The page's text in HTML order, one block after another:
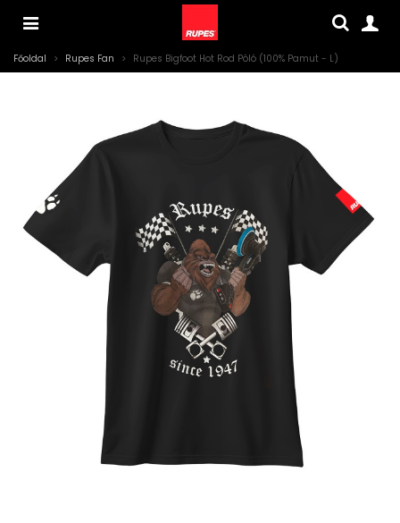
Főoldal > Rupes Fan > Rupes Bigfoot Hot Rod Póló (100% Pamut - L)